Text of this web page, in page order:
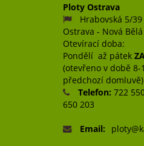
Ploty Ostrava
Hrabovská 5/39
Ostrava - Nová Bělá
Otevírací doba:
Pondělí až pátek
(otevřeno v době
předchozí domluvě)
Telefon: 722
650 203
Email: